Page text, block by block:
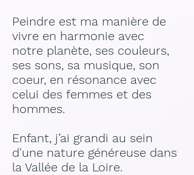
Peindre est ma manière de
vivre en harmonie avec
notre planète, ses couleurs,
ses sons, sa musique, son
coeur, en résonance avec
celui des femmes et des
hommes.
Enfant, j’ai grandi au sein
d'une nature généreuse dans
la Vallée de la Loire.